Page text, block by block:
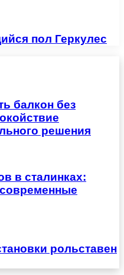
пол Геркулес
балкон без
решения
в сталинках:
рольставен